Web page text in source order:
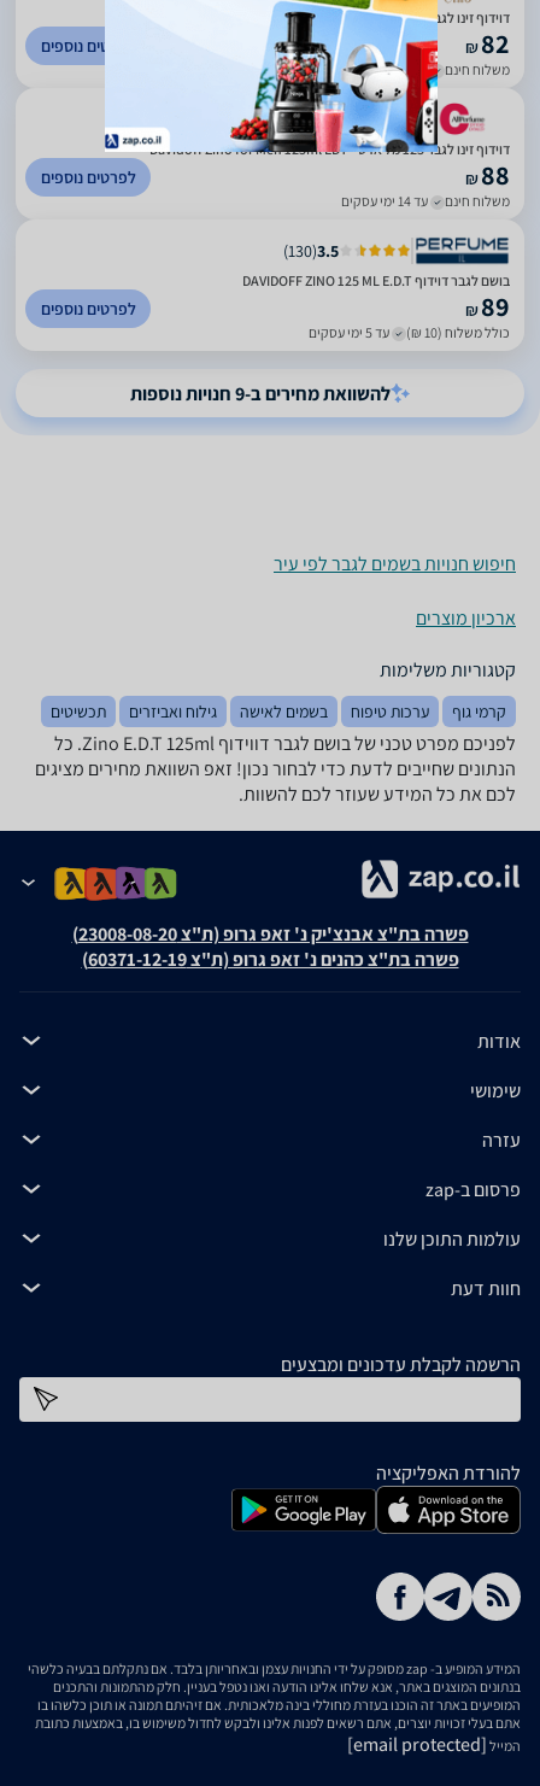
דוידוף זינו לגבר 125 מל אדט - Davidoff Zino for Men 125ml EDT
₪82
משלוח חינם עד 14 ימי עסקים
לפרטים נוספים
0
(
85
)
דוידוף זינו לגבר 125 מל אדט - Davidoff Zino for Men 125ml EDT
₪88
משלוח חינם עד 14 ימי עסקים
לפרטים נוספים
3.5
(
130
)
בושם לגבר דוידוף DAVIDOFF ZINO 125 ML E.D.T
₪89
כולל משלוח (10 ₪) עד 5 ימי עסקים
לפרטים נוספים
להשוואת מחירים ב-9 חנויות נוספות
חיפוש חנויות בשמים לגבר לפי עיר
ארכיון מוצרים
קטגוריות משלימות
קרמי גוף ערכות טיפוח בשמים לאישה גילוח ואביזרים תכשיטים
לפניכם מפרט טכני של בושם לגבר דווידוף Zino E.D.T 125ml. כל
הנתונים שחייבים לדעת כדי לבחור נכון! זאפ השוואת מחירים מציגים
לכם את כל המידע שעוזר לכם להשוות.
פשרה בת"צ אבנצ'יק נ' זאפ גרופ (ת"צ 23008-08-20)
פשרה בת"צ כהנים נ' זאפ גרופ (ת"צ 60371-12-19)
אודות
שימושי
עזרה
פרסום ב-zap
עולמות התוכן שלנו
חוות דעת
הרשמה לקבלת עדכונים ומבצעים
להורדת האפליקציה
המידע המופיע ב- zap מסופק על ידי החנויות עצמן ובאחריותן בלבד. אם נתקלתם בבעיה כלשהי
בנתונים המוצגים באתר, אנא שלחו אלינו הודעה ואנו נטפל בעניין. חלק מהתמונות והתכנים
המופיעים באתר זה הוכנו בעזרת מחוללי בינה מלאכותית. אם זיהיתם תמונה או תוכן כלשהו בו
אתם בעלי זכויות יוצרים, אתם רשאים לפנות אלינו ולבקש לחדול משימוש בו, באמצעות כתובת
המייל [email protected]